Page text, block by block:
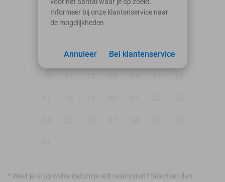
Ma
Di Wo Do Vr
4 5 6 7 8
* Weet je al op welke datum je wilt reserveren? Selecteer dan
Informeer bij onze klantenservice naar
de mogelijkheden
Bel klantenservice
Annuleer